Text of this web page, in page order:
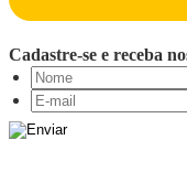
Cadastre-se e receba